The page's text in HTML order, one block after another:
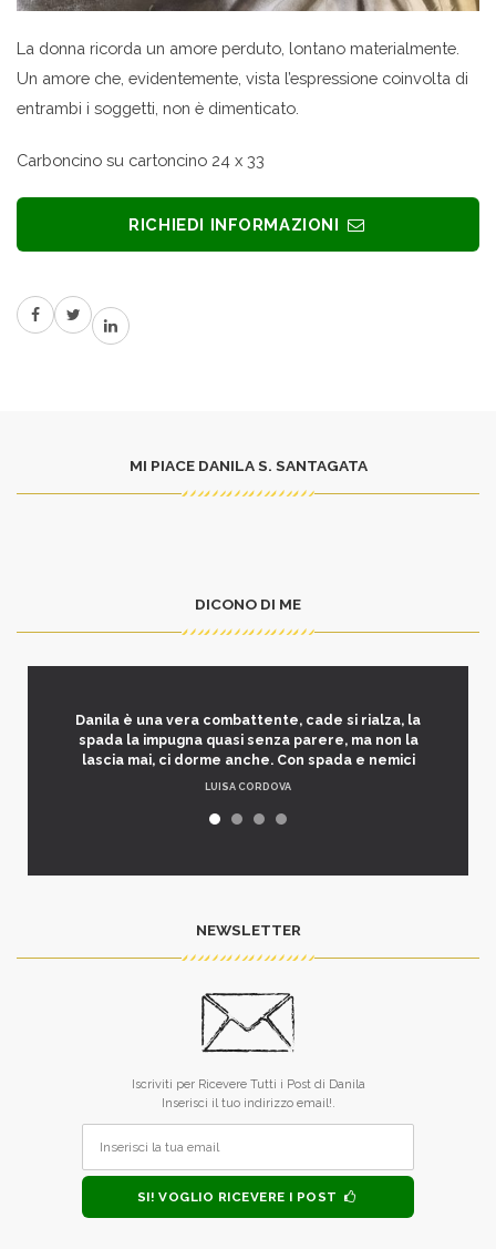
La donna ricorda un amore perduto, lontano materialmente.
Un amore che, evidentemente, vista l’espressione coinvolta di
entrambi i soggetti, non è dimenticato.
Carboncino su cartoncino 24 x 33
RICHIEDI INFORMAZIONI
MI PIACE DANILA S. SANTAGATA
DICONO DI ME
Danila è una vera combattente, cade si rialza, la
spada la impugna quasi senza parere, ma non la
lascia mai, ci dorme anche. Con spada e nemici
LUISA CORDOVA
NEWSLETTER
Iscriviti per Ricevere Tutti i Post di Danila
Inserisci il tuo indirizzo email!.
SI! VOGLIO RICEVERE I POST